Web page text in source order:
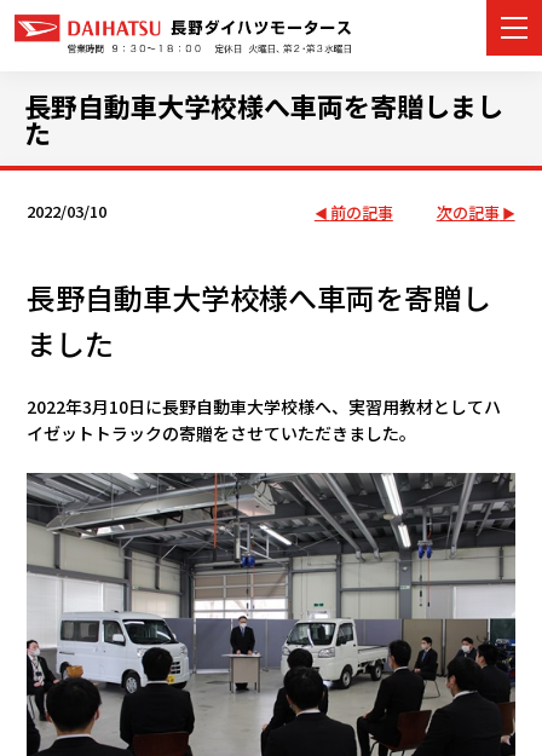
店舗情報
ご購入者サポート
アフターサポート
会社情報
カタ
リコ
長野自動車大学校様へ車両を寄贈しまし
た
2022/03/10 前の記事 次の記事
長野自動車大学校様へ車両を寄贈し
ました
2022年3月10日に長野自動車大学校様へ、実習用教材としてハ
イゼットトラックの寄贈をさせていただきました。